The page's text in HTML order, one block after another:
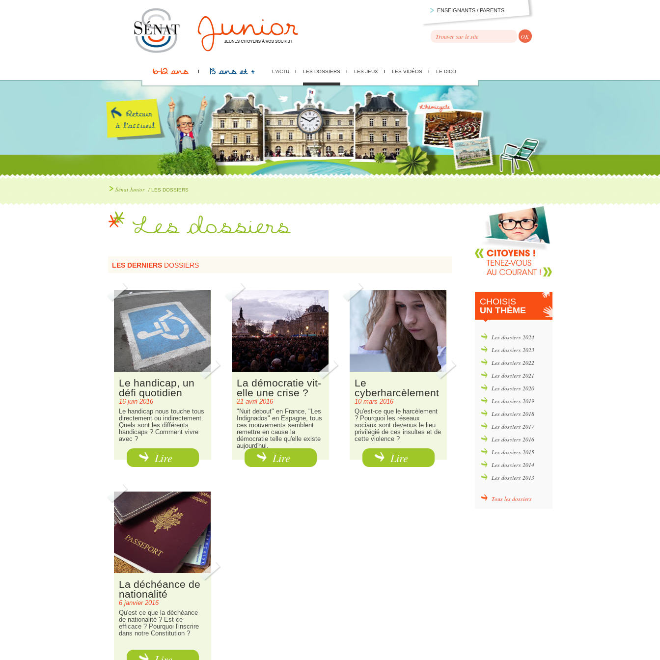
6-12 ans 13 ans et + L'ACTU LES DOSSIERS LES JEUX LES VIDÉOS LE DICO
ENSEIGNANTS / PARENTS
Sénat Junior / LES DOSSIERS
Les dossiers
LES DERNIERS DOSSIERS
Le handicap, un
défi quotidien
16 juin 2016
Le handicap nous touche tous
directement ou indirectement.
Quels sont les différents
handicaps ? Comment vivre
avec ?
Lire
La démocratie vit-
elle une crise ?
21 avril 2016
"Nuit debout" en France, "Les
Indignados" en Espagne, tous
ces mouvements semblent
remettre en cause la
démocratie telle qu'elle existe
aujourd'hui.
Lire
Le
cyberharcèlement
10 mars 2016
Qu'est-ce que le harcèlement
? Pourquoi les réseaux
sociaux sont devenus le lieu
privilégié de ces insultes et de
cette violence ?
Lire
La déchéance de
nationalité
6 janvier 2016
Qu'est ce que la déchéance
de nationalité ? Est-ce
efficace ? Pourquoi l'inscrire
dans notre Constitution ?
CHOISIS
UN THÈME
Les dossiers 2024
Les dossiers 2023
Les dossiers 2022
Les dossiers 2021
Les dossiers 2020
Les dossiers 2019
Les dossiers 2018
Les dossiers 2017
Les dossiers 2016
Les dossiers 2015
Les dossiers 2014
Les dossiers 2013
Tous les dossiers